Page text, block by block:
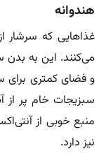
هندوانه
غذاهایی که سرشار
می‌کنند. این به بدن
و فضای کمتری برای
سبزیجات خام پر از
نیز دارد.